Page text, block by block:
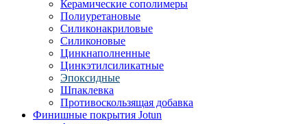
Керамические сополимеры
Полиуретановые
Силиконакриловые
Силиконовые
Цинкнаполненные
Цинкэтилсиликатные
Эпоксидные
Шпаклевка
Противоскользящая добавка
Финишные покрытия Jotun